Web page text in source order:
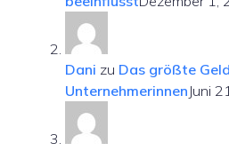
Dani zu Das größte
Unternehmerinnen Juni